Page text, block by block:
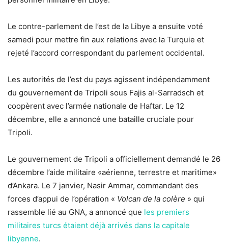
Le contre-parlement de l’est de la Libye a ensuite voté
samedi pour mettre fin aux relations avec la Turquie et
rejeté l’accord correspondant du parlement occidental.
Les autorités de l’est du pays agissent indépendamment
du gouvernement de Tripoli sous Fajis al-Sarradsch et
coopèrent avec l’armée nationale de Haftar. Le 12
décembre, elle a annoncé une bataille cruciale pour
Tripoli.
Le gouvernement de Tripoli a officiellement demandé le 26
décembre l’aide militaire «aérienne, terrestre et maritime»
d’Ankara. Le 7 janvier, Nasir Ammar, commandant des
forces d’appui de l’opération « Volcan de la colère » qui
rassemble lié au GNA, a annoncé que les premiers
militaires turcs étaient déjà arrivés dans la capitale
libyenne.